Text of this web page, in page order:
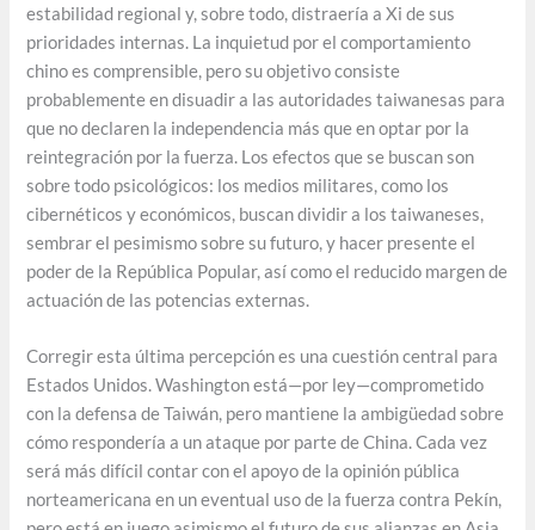
estabilidad regional y, sobre todo, distraería a Xi de sus
prioridades internas. La inquietud por el comportamiento
chino es comprensible, pero su objetivo consiste
probablemente en disuadir a las autoridades taiwanesas para
que no declaren la independencia más que en optar por la
reintegración por la fuerza. Los efectos que se buscan son
sobre todo psicológicos: los medios militares, como los
cibernéticos y económicos, buscan dividir a los taiwaneses,
sembrar el pesimismo sobre su futuro, y hacer presente el
poder de la República Popular, así como el reducido margen de
actuación de las potencias externas.
Corregir esta última percepción es una cuestión central para
Estados Unidos. Washington está—por ley—comprometido
con la defensa de Taiwán, pero mantiene la ambigüedad sobre
cómo respondería a un ataque por parte de China. Cada vez
será más difícil contar con el apoyo de la opinión pública
norteamericana en un eventual uso de la fuerza contra Pekín,